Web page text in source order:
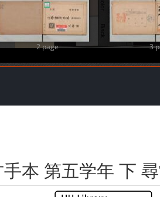
2 page 3
本 第五学年 下